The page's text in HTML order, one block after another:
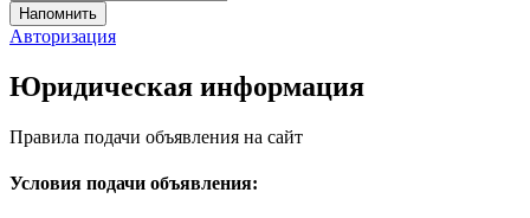
Авторизация
Юридическая информация
Правила подачи объявления на сайт
Условия подачи объявления: